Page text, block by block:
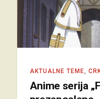
AKTUALNE TEME,
Anime serija